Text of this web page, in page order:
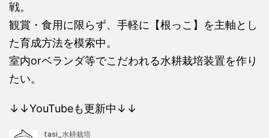
戦。
観賞・食用に限らず、手軽に【根っこ】を主軸とし
た育成方法を模索中。
室内orベランダ等でこだわれる水耕栽培装置を作り
たい。
↓↓YouTubeも更新中↓↓